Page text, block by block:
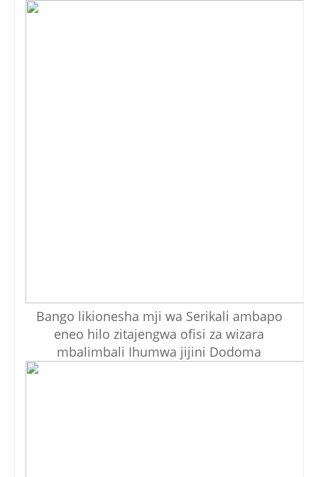
Bango likionesha mji wa Serikali ambapo
eneo hilo zitajengwa ofisi za wizara
mbalimbali Ihumwa jijini Dodoma